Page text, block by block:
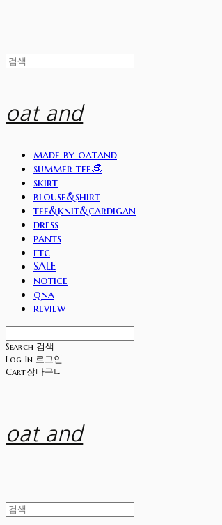
oat and
made by oatand
summer tee👒
skirt
blouse&shirt
tee&knit&cardigan
dress
pants
etc
SALE
notice
qna
review
Search 검색
Log In 로그인
Cart장바구니
oat and